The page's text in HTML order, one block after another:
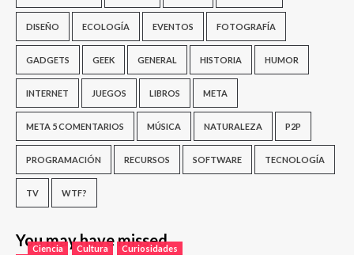
DISEÑO ECOLOGÍA EVENTOS FOTOGRAFÍA
GADGETS GEEK GENERAL HISTORIA HUMOR
INTERNET JUEGOS LIBROS META
META 5 COMENTARIOS MÚSICA NATURALEZA P2P
PROGRAMACIÓN RECURSOS SOFTWARE TECNOLOGÍA
TV WTF?
You may have missed
Ciencia Cultura Curiosidades